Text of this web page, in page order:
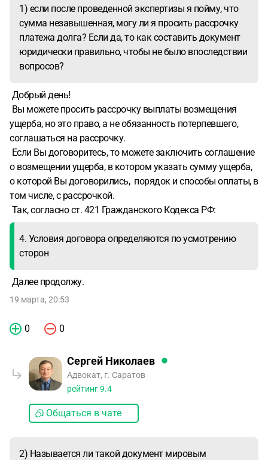
подстраховать себя?
1) если после проведенной экспертизы я пойму, что
сумма незавышенная, могу ли я просить рассрочку
платежа долга? Если да, то как составить документ
юридически правильно, чтобы не было впоследствии
вопросов?
Добрый день!
Вы можете просить рассрочку выплаты возмещения
ущерба, но это право, а не обязанность потерпевшего,
соглашаться на рассрочку.
Если Вы договоритесь, то можете заключить соглашение
о возмещении ущерба, в котором указать сумму ущерба,
о которой Вы договорились, порядок и способы оплаты, в
том числе, с рассрочкой.
Так, согласно ст. 421 Гражданского Кодекса РФ:
4. Условия договора определяются по усмотрению
сторон
Далее продолжу.
19 марта, 20:53
0 0
Сергей Николаев
Адвокат, г. Саратов
рейтинг9.4
Общаться в чате
2) Называется ли такой документ мировым